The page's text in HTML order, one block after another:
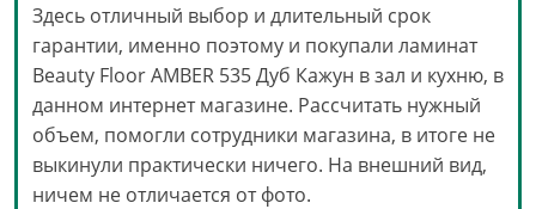
Здесь отличный выбор и длительный срок
гарантии, именно поэтому и покупали ламинат
Beauty Floor AMBER 535 Дуб Кажун в зал и кухню, в
данном интернет магазине. Рассчитать нужный
объем, помогли сотрудники магазина, в итоге не
выкинули практически ничего. На внешний вид,
ничем не отличается от фото.